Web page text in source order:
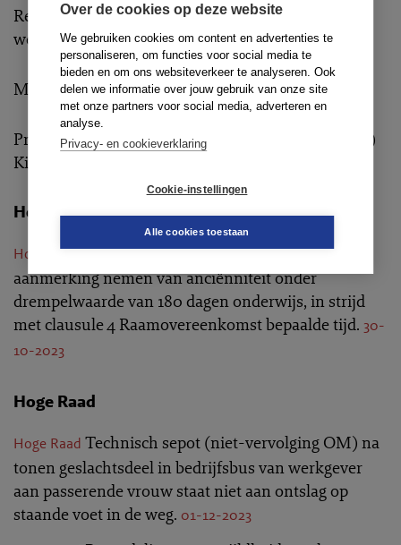
Over de cookies op deze website
We gebruiken cookies om content en advertenties te
personaliseren, om functies voor social media te
bieden en om ons websiteverkeer te analyseren. Ook
delen we informatie over jouw gebruik van onze site
met onze partners voor social media, adverteren en
analyse.
Privacy- en cookieverklaring
Cookie-instellingen
Alle cookies toestaan
Rest ons nog u een bijzonder fijne dag toe te
wensen.
Met vriendelijke groet,
Prof. mr. A.R. (Ruben) Houweling en mr. L. (Linde)
Kirkpatrick (hoofdredactie)
Hof van Justitie van de Europese Unie
Hof van Justitie van de Europese UnieNiet in
aanmerking nemen van anciënniteit onder
drempelwaarde van 180 dagen onderwijs, in strijd
met clausule 4 Raamovereenkomst bepaalde tijd. 30-
10-2023
Hoge Raad
Hoge Raad Technisch sepot (niet-vervolging OM) na
tonen geslachtsdeel in bedrijfsbus van werkgever
aan passerende vrouw staat niet aan ontslag op
staande voet in de weg. 01-12-2023